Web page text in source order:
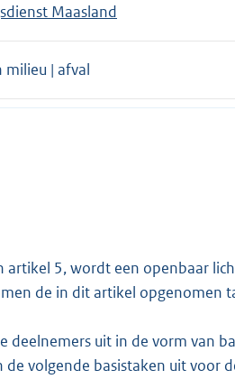
Maasland
milieu | afval
artikel 5, wordt een openbaar
de in dit artikel opgenomen
uit in de vorm van
volgende basistaken uit voor